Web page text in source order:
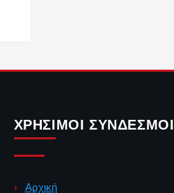
ΧΡΉΣΙΜΟΙ ΣΎΝΔΕΣΜΟΙ
Αρχική